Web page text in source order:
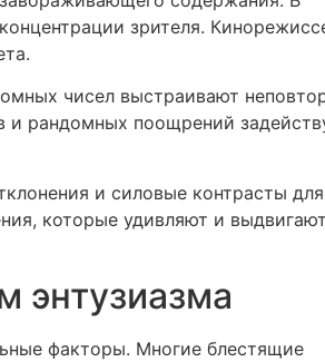
зрителя.
чисел выстраивают
и рандомных поощрений
и силовые контрасты для
которые удивляют и выдвигают
энтузиазма
факторы. Многие блестящие